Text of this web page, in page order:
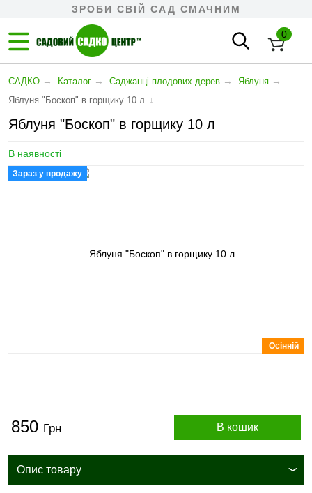
ЗРОБИ СВІЙ САД СМАЧНИМ
0
САДКО → Каталог → Cаджанці плодових дерев → Яблуня →
Яблуня "Боскоп" в горщику 10 л ↓
Яблуня "Боскоп" в горщику 10 л
В наявності
Зараз у продажу
Осінній
850 Грн В кошик
Опис товару